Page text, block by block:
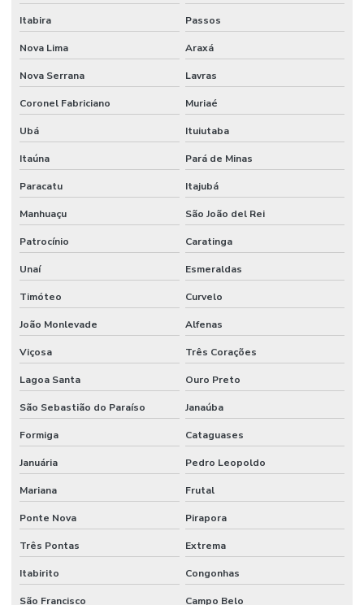
Itabira Passos
Nova Lima Araxá
Nova Serrana Lavras
Coronel Fabriciano Muriaé
Ubá Ituiutaba
Itaúna Pará de Minas
Paracatu Itajubá
Manhuaçu São João del Rei
Patrocínio Caratinga
Unaí Esmeraldas
Timóteo Curvelo
João Monlevade Alfenas
Viçosa Três Corações
Lagoa Santa Ouro Preto
São Sebastião do Paraíso Janaúba
Formiga Cataguases
Januária Pedro Leopoldo
Mariana Frutal
Ponte Nova Pirapora
Três Pontas Extrema
Itabirito Congonhas
São Francisco Campo Belo